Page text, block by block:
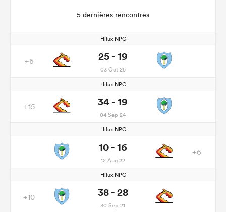
5 dernières rencontres
Hilux NPC
+6 25 - 19
03 Oct 25
Hilux NPC
+15 34 - 19
04 Sep 24
Hilux NPC
10 - 16
12 Aug 22
+6
Hilux NPC
+10 38 - 28
30 Sep 21